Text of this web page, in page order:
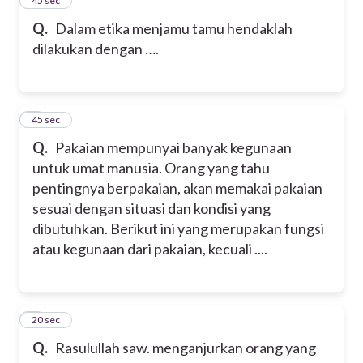
Q. Dalam etika menjamu tamu hendaklah
dilakukan dengan ….
Q. Pakaian mempunyai banyak kegunaan
untuk umat manusia. Orang yang tahu
pentingnya berpakaian, akan memakai pakaian
sesuai dengan situasi dan kondisi yang
dibutuhkan. Berikut ini yang merupakan fungsi
atau kegunaan dari pakaian, kecuali ....
5
45 sec
Q. Rasulullah saw. menganjurkan orang yang
6
20 sec